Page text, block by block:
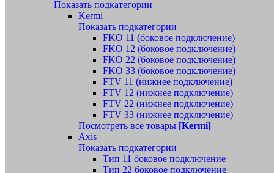
Показать подкатегории
Kermi
Показать подкатегории
FKO 11 (боковое подключение)
FKO 12 (боковое подключение)
FKO 22 (боковое подключение)
FKO 33 (боковое подключение)
FTV 11 (нижнее подключение)
FTV 12 (нижнее подключение)
FTV 22 (нижнее подключение)
FTV 33 (нижнее подключение)
Посмотреть все товары [Kermi]
Axis
Показать подкатегории
Тип 11 боковое подключение
Тип 22 боковое подключение